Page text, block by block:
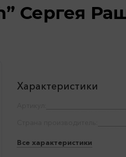
Сергея
Характеристики
Все характеристики